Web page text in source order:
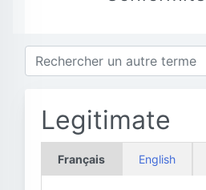
Legitimate
Français English